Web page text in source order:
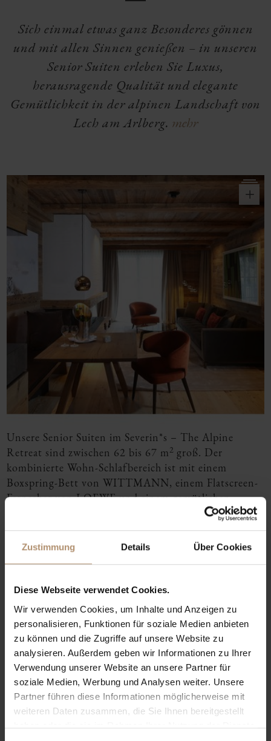
Zustimmung Details Über Cookies
Diese Webseite verwendet Cookies.
Wir verwenden Cookies, um Inhalte und Anzeigen zu
personalisieren, Funktionen für soziale Medien anbieten
zu können und die Zugriffe auf unsere Website zu
analysieren. Außerdem geben wir Informationen zu Ihrer
Verwendung unserer Website an unsere Partner für
soziale Medien, Werbung und Analysen weiter. Unsere
Partner führen diese Informationen möglicherweise mit
weiteren Daten zusammen, die Sie Ihnen bereitgestellt
haben oder die sie im Rahmen Ihrer Nutzung der Dienste
Sich einmal etwas ganz Besonderes gönnen
und mit allen Sinnen genießen – in unseren
Senior Suiten erleben Sie Luxus,
herausragende Qualität und elegante
Gemütlichkeit in der alpinen Landschaft von
Lech am Arlberg. mehr
o
Unsere Senior Suiten im Severin*s – The Alpine
Retreat sind zwischen 62 bis 67 m2 groß. Der
kombinierte Wohn-Schlafbereich ist mit einem
Boxspring-Bett von WITTMANN, einem Flatscreen-
Fernseher von LOEWE und einem gemütlichen
Essplatz sowie Möbel des italienischen Labels
MINOTTI ausgestattet. WLAN, die täglich
aufgefüllte Minibar, die Nespresso-Kaffeemaschine